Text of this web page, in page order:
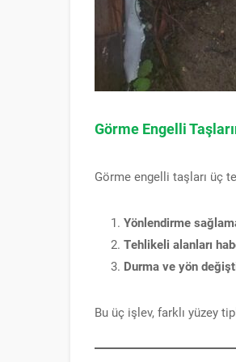
Görme Engelli
Görme engelli taşları üç
Yönlendirme
Tehlikeli alanları
Durma ve yön
Bu üç işlev, farklı yüzey